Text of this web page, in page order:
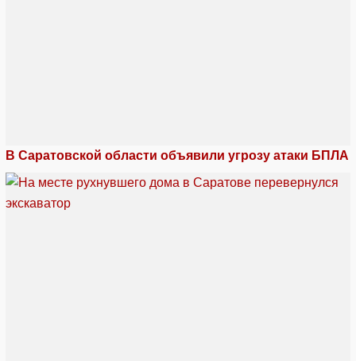
В Саратовской области объявили угрозу атаки БПЛА